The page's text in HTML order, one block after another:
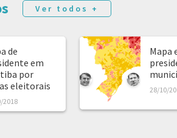
Ver todos +
de
em
por
eleitorais
2018
Mapa
28/10/